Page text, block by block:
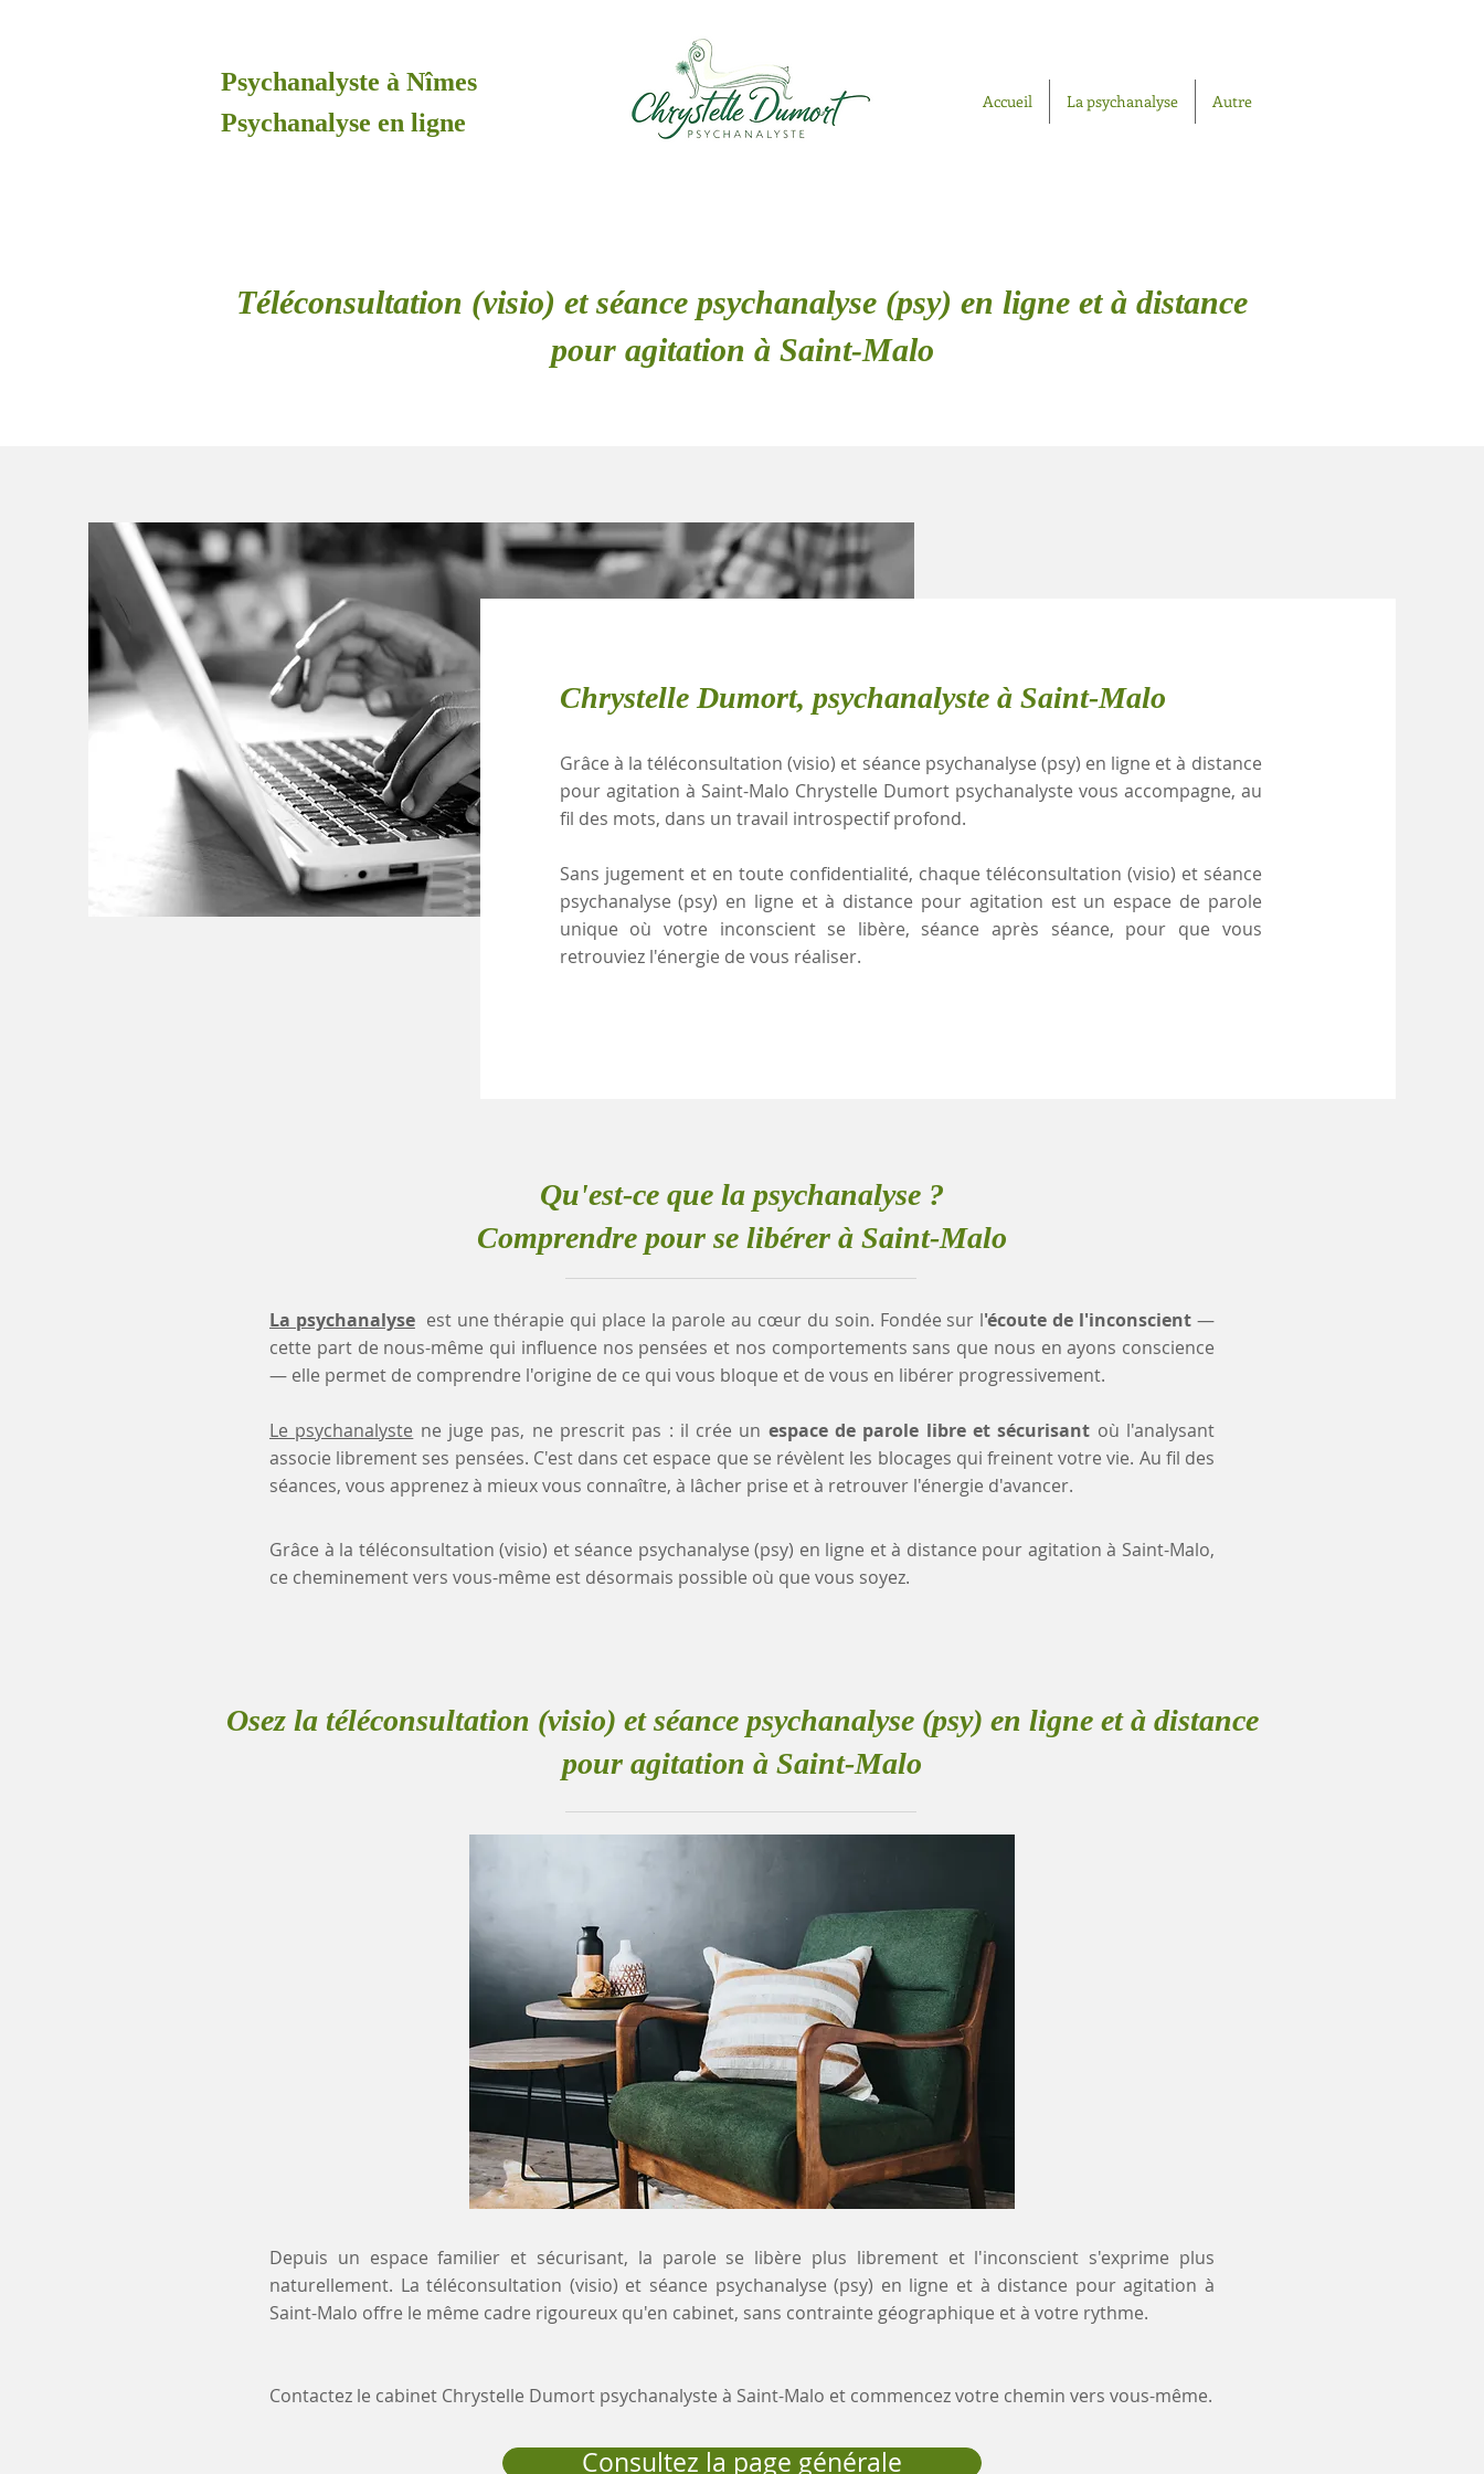
Psychanalyste à Nîmes
Psychanalyse en ligne
Accueil La psychanalyse Autre
Téléconsultation (visio) et séance psychanalyse (psy) en ligne et à distance
pour agitation à Saint-Malo
Chrystelle Dumort, psychanalyste à Saint-Malo
Grâce à la téléconsultation (visio) et séance psychanalyse (psy) en ligne et à distance
pour agitation à Saint-Malo Chrystelle Dumort psychanalyste vous accompagne, au
fil des mots, dans un travail introspectif profond.
Sans jugement et en toute confidentialité, chaque téléconsultation (visio) et séance
psychanalyse (psy) en ligne et à distance pour agitation est un espace de parole
unique où votre inconscient se libère, séance après séance, pour que vous
retrouviez l'énergie de vous réaliser.
Qu'est-ce que la psychanalyse ?
Comprendre pour se libérer à Saint-Malo
La psychanalyse est une thérapie qui place la parole au cœur du soin. Fondée sur l'écoute de l'inconscient—
cette part de nous-même qui influence nos pensées et nos comportements sans que nous en ayons conscience
— elle permet de comprendre l'origine de ce qui vous bloque et de vous en libérer progressivement.
Le psychanalyste ne juge pas, ne prescrit pas : il crée un espace de parole libre et sécurisant où l'analysant
associe librement ses pensées. C'est dans cet espace que se révèlent les blocages qui freinent votre vie. Au fil des
séances, vous apprenez à mieux vous connaître, à lâcher prise et à retrouver l'énergie d'avancer.
Grâce à la téléconsultation (visio) et séance psychanalyse (psy) en ligne et à distance pour agitation à Saint-Malo,
ce cheminement vers vous-même est désormais possible où que vous soyez.
Osez la téléconsultation (visio) et séance psychanalyse (psy) en ligne et à distance
pour agitation à Saint-Malo
Depuis un espace familier et sécurisant, la parole se libère plus librement et l'inconscient s'exprime plus
naturellement. La téléconsultation (visio) et séance psychanalyse (psy) en ligne et à distance pour agitation à
Saint-Malo offre le même cadre rigoureux qu'en cabinet, sans contrainte géographique et à votre rythme.
Contactez le cabinet Chrystelle Dumort psychanalyste à Saint-Malo et commencez votre chemin vers vous-même.
Consultez la page générale